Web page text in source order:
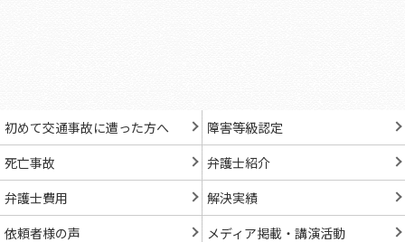
初めて交通事故に遭った方へ
障害等級認定
死亡事故
弁護士紹介
弁護士費用
解決実績
依頼者様の声
メディア掲載・講演活動